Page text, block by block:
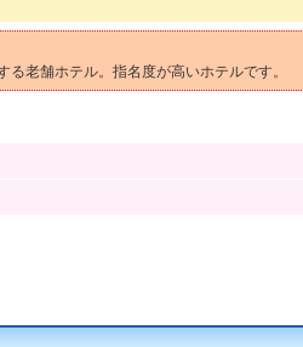
老舗ホテル。指名度が高いホテルです。